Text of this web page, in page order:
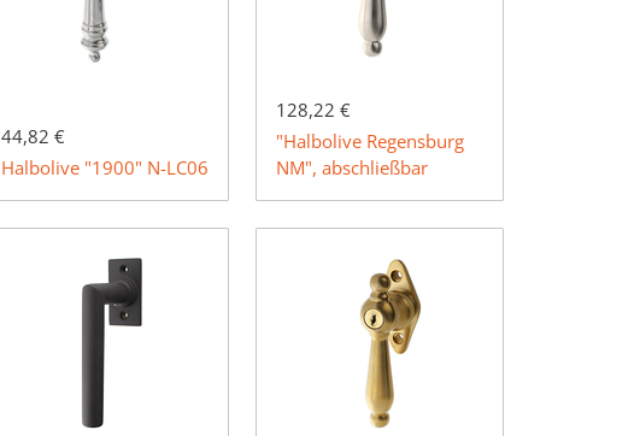
44,82 €
Halbolive "1900" N-LC06
128,22 €
"Halbolive Regensburg
NM", abschließbar